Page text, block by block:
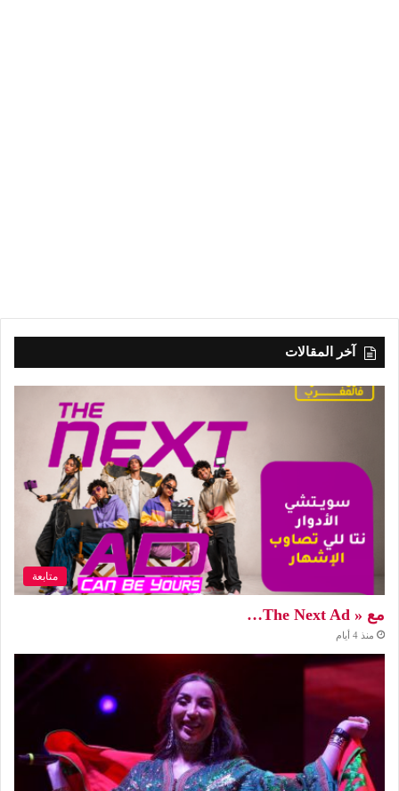
آخر المقالات
متابعة
مع « The Next Ad…
منذ 4 أيام